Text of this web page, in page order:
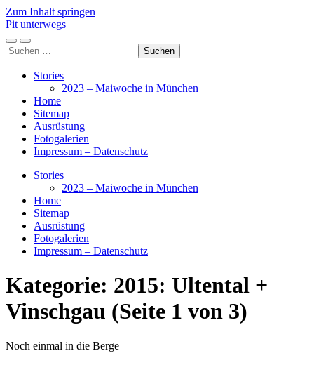
Zum Inhalt springen
Pit unterwegs
Mobile-
Menü
Suchfeld
ein-/ausblenden
Suchen
nach:
Stories
2023 – Maiwoche in München
Home
Sitemap
Ausrüstung
Fotogalerien
Impressum – Datenschutz
Stories
2023 – Maiwoche in München
Home
Sitemap
Ausrüstung
Fotogalerien
Impressum – Datenschutz
Kategorie: 2015: Ultental +
Vinschgau (Seite 1 von 3)
Noch einmal in die Berge